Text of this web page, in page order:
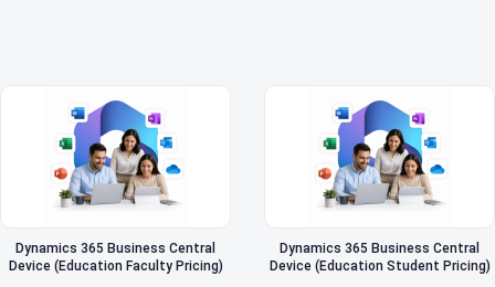
Dynamics 365 Business Central
Device (Education Faculty Pricing)
Dynamics 365 Business Central
Device (Education Student Pricing)